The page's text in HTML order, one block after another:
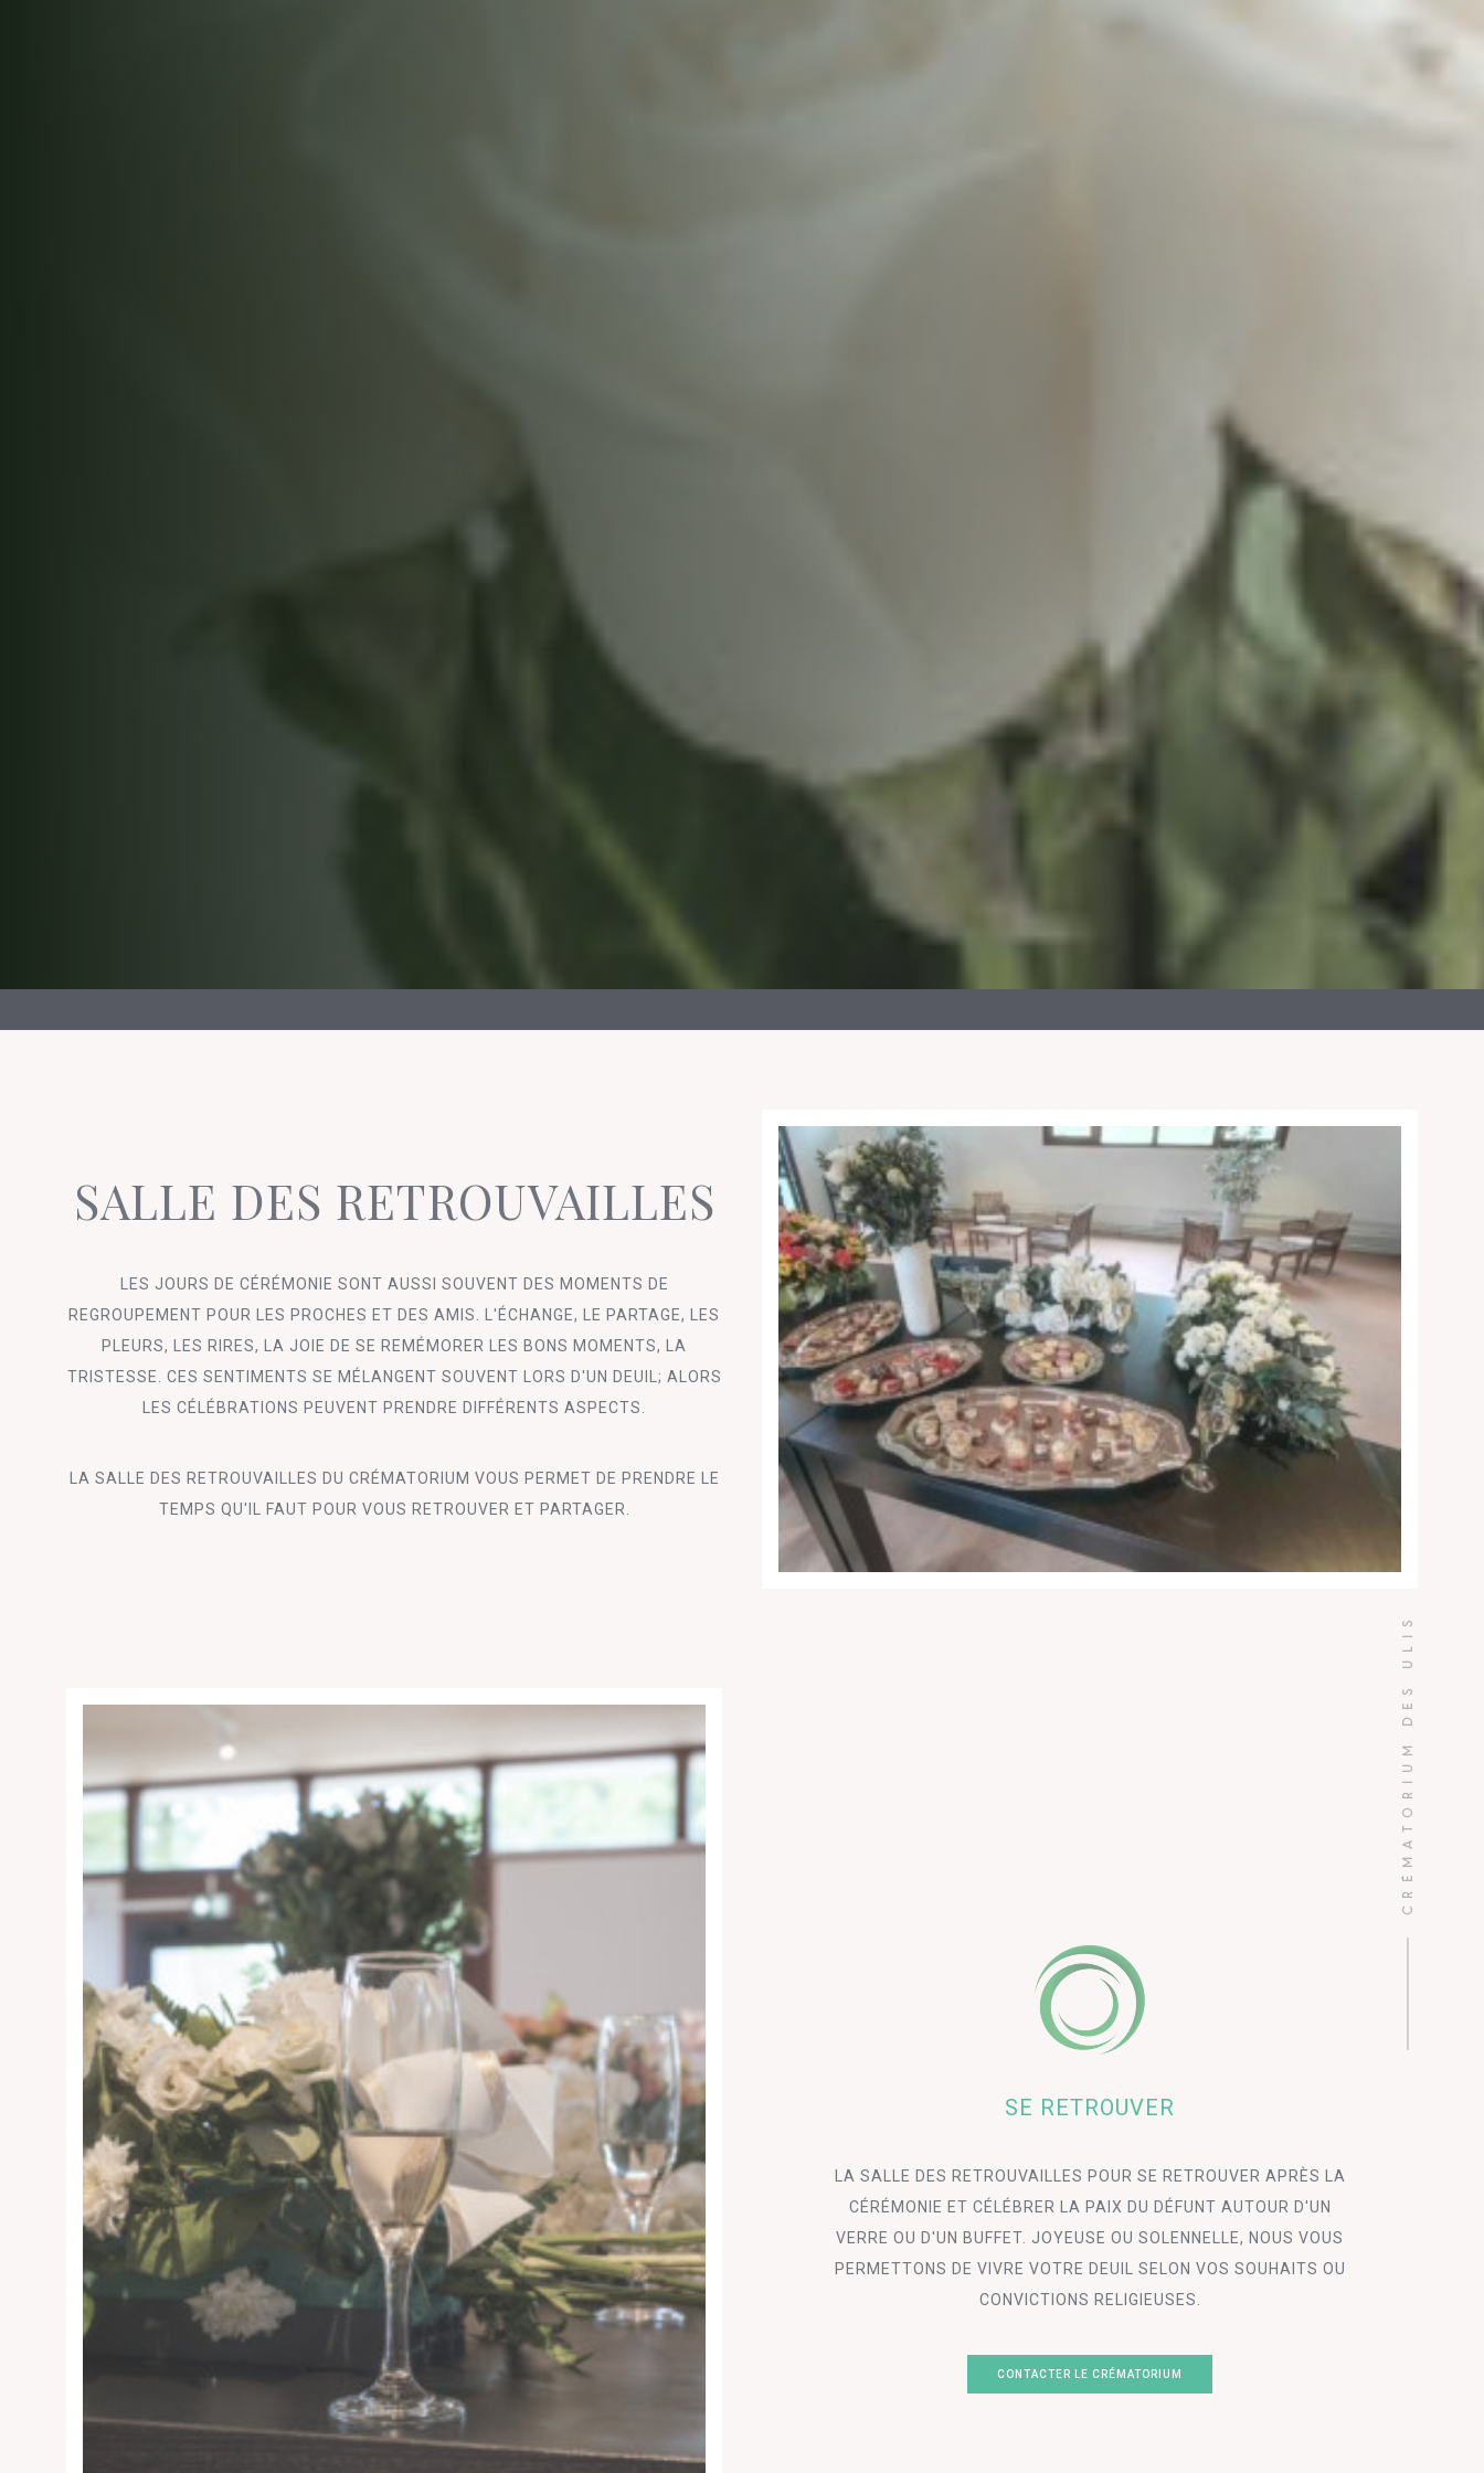
SALLE DES RETROUVAILLES
LES JOURS DE CÉRÉMONIE SONT AUSSI SOUVENT DES MOMENTS DE
REGROUPEMENT POUR LES PROCHES ET DES AMIS. L'ÉCHANGE, LE PARTAGE, LES
PLEURS, LES RIRES, LA JOIE DE SE REMÉMORER LES BONS MOMENTS, LA
TRISTESSE. CES SENTIMENTS SE MÉLANGENT SOUVENT LORS D'UN DEUIL; ALORS
LES CÉLÉBRATIONS PEUVENT PRENDRE DIFFÉRENTS ASPECTS.
LA SALLE DES RETROUVAILLES DU CRÉMATORIUM VOUS PERMET DE PRENDRE LE
TEMPS QU'IL FAUT POUR VOUS RETROUVER ET PARTAGER.
SE RETROUVER
LA SALLE DES RETROUVAILLES POUR SE RETROUVER APRÈS LA
CÉRÉMONIE ET CÉLÉBRER LA PAIX DU DÉFUNT AUTOUR D'UN
VERRE OU D'UN BUFFET. JOYEUSE OU SOLENNELLE, NOUS VOUS
PERMETTONS DE VIVRE VOTRE DEUIL SELON VOS SOUHAITS OU
CONVICTIONS RELIGIEUSES.
CONTACTER LE CRÉMATORIUM